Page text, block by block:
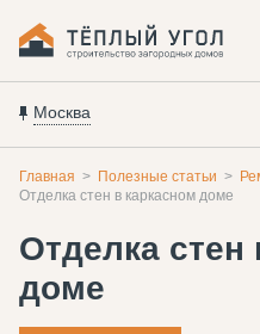
Москва
Главная Полезные статьи
Отделка стен в каркасном доме
Отделка стен
доме